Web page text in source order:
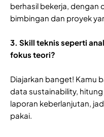
berhasil bekerja, dengan
bimbingan dan proyek
3. Skill teknis seperti
fokus teori?
Diajarkan banget! Kamu
data sustainability,
laporan keberlanjutan,
pakai.